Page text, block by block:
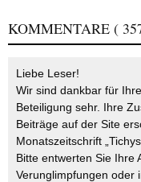
KOMMENTARE (
Liebe Leser!
Wir sind dankbar für
Beteiligung sehr. Ihre
Beiträge auf der Site
Monatszeitschrift
Bitte entwerten Sie Ihre
Verunglimpfungen oder